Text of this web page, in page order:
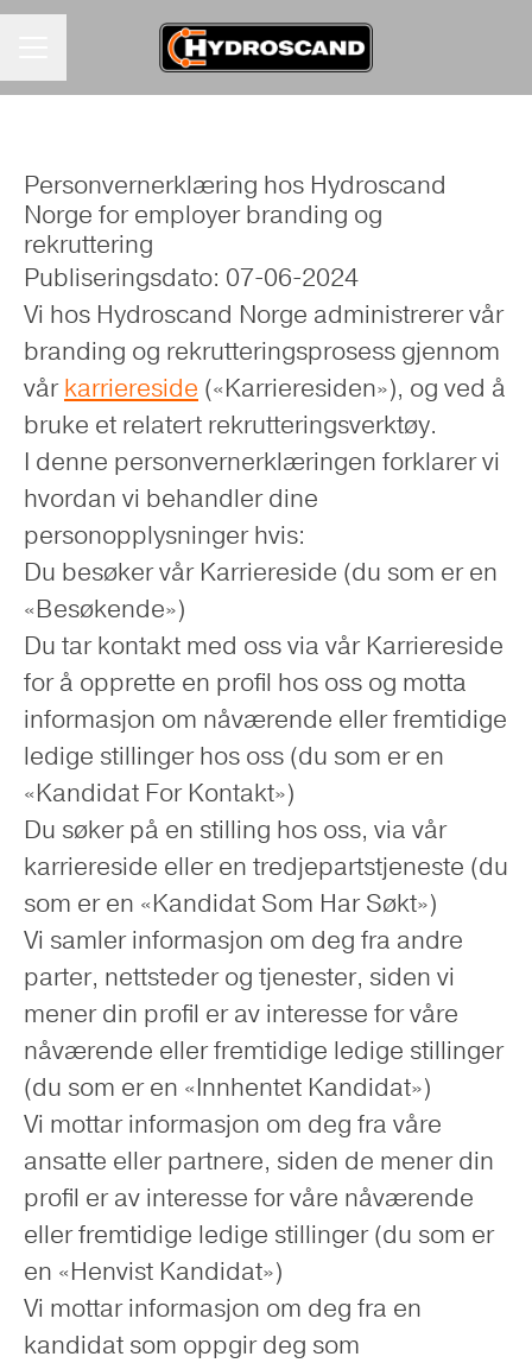
Personvernerklæring hos Hydroscand
Norge for employer branding og
rekruttering
Publiseringsdato: 07-06-2024
Vi hos Hydroscand Norge administrerer vår
branding og rekrutteringsprosess gjennom
vårkarriereside («Karrieresiden»), og ved å
bruke et relatert rekrutteringsverktøy.
I denne personvernerklæringen forklarer vi
hvordan vi behandler dine
personopplysninger hvis:
Du besøker vår Karriereside (du som er en
«Besøkende»)
Du tar kontakt med oss via vår Karriereside
for å opprette en profil hos oss og motta
informasjon om nåværende eller fremtidige
ledige stillinger hos oss (du som er en
«Kandidat For Kontakt»)
Du søker på en stilling hos oss, via vår
karriereside eller en tredjepartstjeneste (du
som er en «Kandidat Som Har Søkt»)
Vi samler informasjon om deg fra andre
parter, nettsteder og tjenester, siden vi
mener din profil er av interesse for våre
nåværende eller fremtidige ledige stillinger
(du som er en «Innhentet Kandidat»)
Vi mottar informasjon om deg fra våre
ansatte eller partnere, siden de mener din
profil er av interesse for våre nåværende
eller fremtidige ledige stillinger (du som er
en «Henvist Kandidat»)
Vi mottar informasjon om deg fra en
kandidat som oppgir deg som